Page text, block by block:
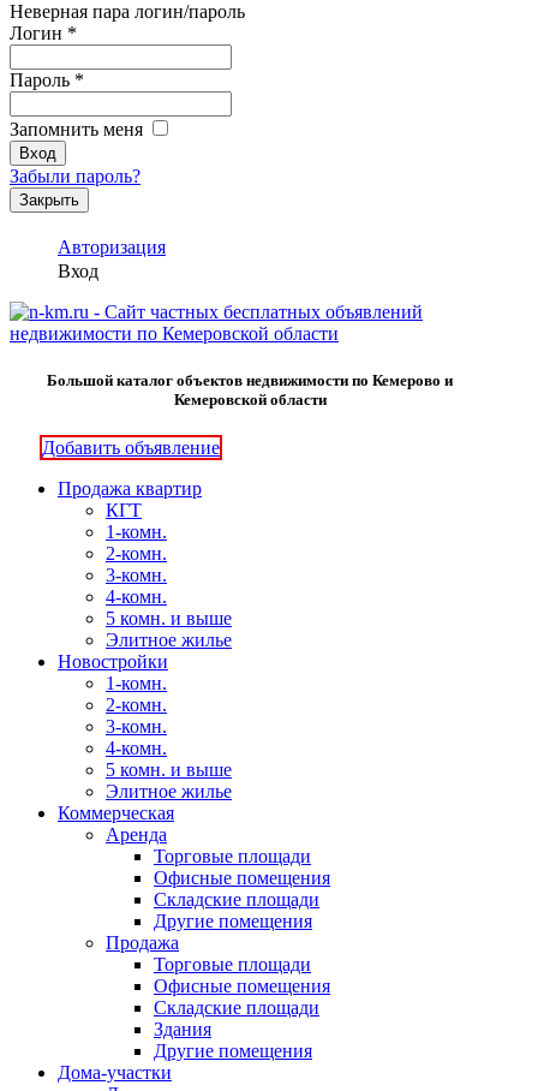
Неверная пара логин/пароль
Логин *
Пароль *
Запомнить меня
Забыли пароль?
Закрыть
Авторизация
Вход
Большой каталог объектов недвижимости по Кемерово и
Кемеровской области
Добавить объявление
Продажа квартир
КГТ
1-комн.
2-комн.
3-комн.
4-комн.
5 комн. и выше
Элитное жилье
Новостройки
1-комн.
2-комн.
3-комн.
4-комн.
5 комн. и выше
Элитное жилье
Коммерческая
Аренда
Торговые площади
Офисные помещения
Складские площади
Другие помещения
Продажа
Торговые площади
Офисные помещения
Складские площади
Здания
Другие помещения
Дома-участки